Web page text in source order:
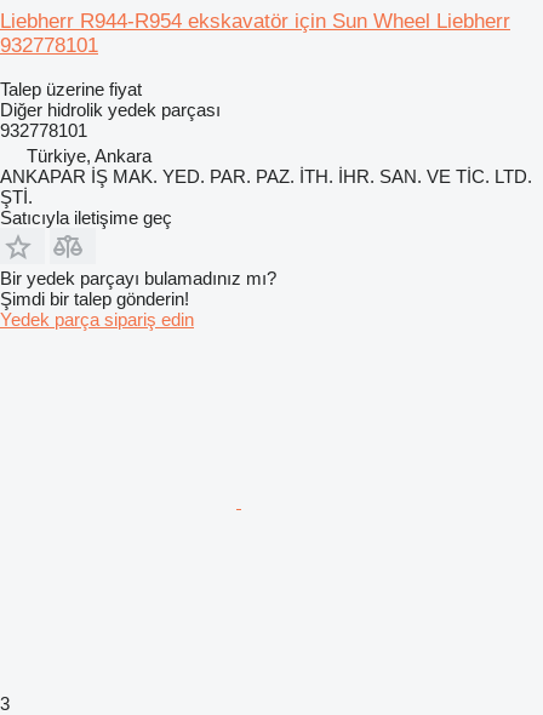
Liebherr R944-R954 ekskavatör için Sun Wheel Liebherr
932778101
Talep üzerine fiyat
Diğer hidrolik yedek parçası
932778101
Türkiye, Ankara
ANKAPAR İŞ MAK. YED. PAR. PAZ. İTH. İHR. SAN. VE TİC. LTD.
ŞTİ.
Satıcıyla iletişime geç
Bir yedek parçayı bulamadınız mı?
Şimdi bir talep gönderin!
Yedek parça sipariş edin
3